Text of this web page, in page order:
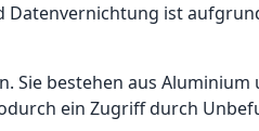
ist
Sie bestehen aus
ein Zugriff durch